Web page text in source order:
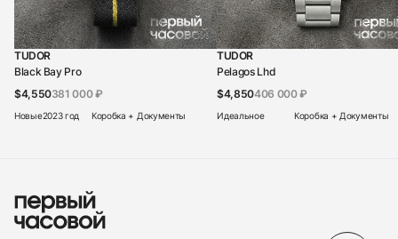
TUDOR
Black Bay Pro
$4,550381 000 ₽
Новые2023 год Коробка + Документы
TUDOR
Pelagos Lhd
$4,850406 000 ₽
Идеальное Коробка + Документы